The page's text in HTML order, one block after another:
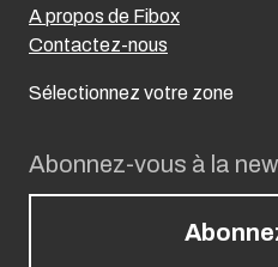
Abonnez-vous à la
A propos de Fibox
Contactez-nous
Sélectionnez votre zone